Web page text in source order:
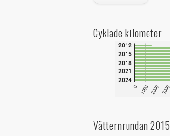
Cyklade kilometer
Vätternrundan 2015